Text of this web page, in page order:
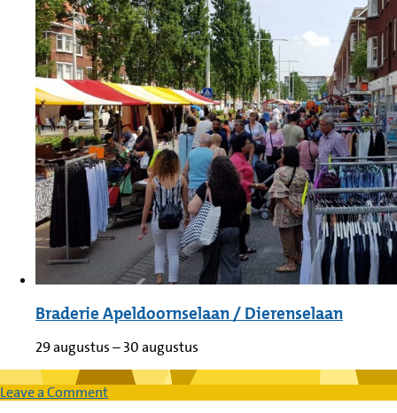
Braderie Apeldoornselaan / Dierenselaan
29 augustus–30 augustus
Leave a Commenton